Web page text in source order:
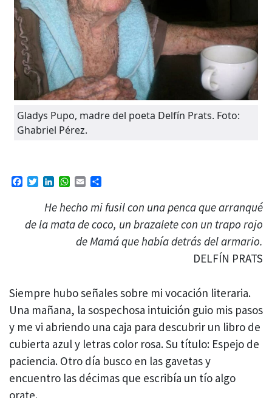
Gladys Pupo, madre del poeta Delfín Prats. Foto:
Ghabriel Pérez.
Facebook
TwitterLinkedIn
WhatsApp
Email
He hecho mi fusil con una penca que arranqué
de la mata de coco, un brazalete con un trapo rojo
de Mamá que había detrás del armario.
DELFÍN PRATS
Siempre hubo señales sobre mi vocación literaria.
Una mañana, la sospechosa intuición guio mis pasos
y me vi abriendo una caja para descubrir un libro de
cubierta azul y letras color rosa. Su título: Espejo de
paciencia. Otro día busco en las gavetas y
encuentro las décimas que escribía un tío algo
orate.